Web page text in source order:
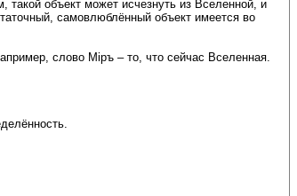
объект может исчезнуть из Вселенной, и
самовлюблённый объект имеется во
слово Мiръ – то, что сейчас Вселенная.